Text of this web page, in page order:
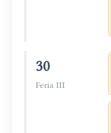
30
Feria III